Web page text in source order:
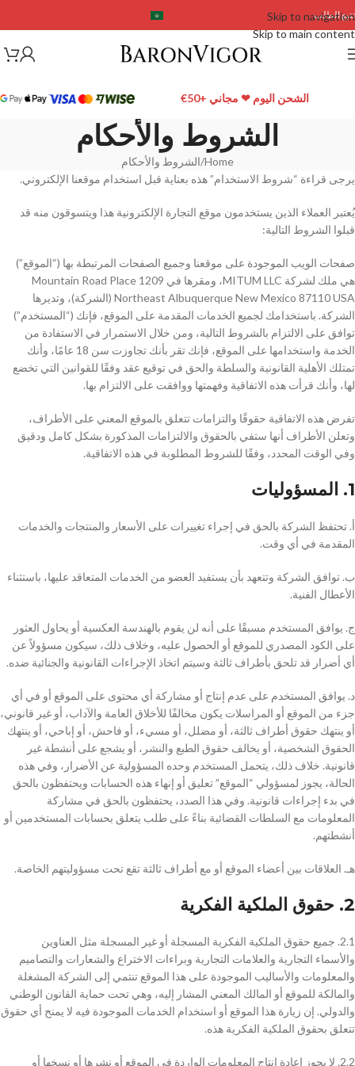
Skip to navigation
Skip to main content
تتبع الطلب
الشحن اليوم ❤ مجاني +50€
الشروط والأحكام
Home الشروط والأحكام
يرجى قراءة “شروط الاستخدام” هذه بعناية قبل استخدام موقعنا الإلكتروني.
يُعتبر العملاء الذين يستخدمون موقع التجارة الإلكترونية هذا ويتسوقون منه قد
قبلوا الشروط التالية:
صفحات الويب الموجودة على موقعنا وجميع الصفحات المرتبطة بها (“الموقع”)
هي ملك لشركة MITUM LLC، ومقرها في 1209 Mountain Road Place
Northeast Albuquerque New Mexico 87110 USA (الشركة)، وتديرها
الشركة. باستخدامك لجميع الخدمات المقدمة على الموقع، فإنك (“المستخدم”)
توافق على الالتزام بالشروط التالية، ومن خلال الاستمرار في الاستفادة من
الخدمة واستخدامها على الموقع، فإنك تقر بأنك تجاوزت سن 18 عامًا، وأنك
تمتلك الأهلية القانونية والسلطة والحق في توقيع عقد وفقًا للقوانين التي تخضع
لها، وأنك قرأت هذه الاتفاقية وفهمتها ووافقت على الالتزام بها.
تفرض هذه الاتفاقية حقوقًا والتزامات تتعلق بالموقع المعني على الأطراف،
وتعلن الأطراف أنها ستفي بالحقوق والالتزامات المذكورة بشكل كامل ودقيق
وفي الوقت المحدد، وفقًا للشروط المطلوبة في هذه الاتفاقية.
1. المسؤوليات
أ. تحتفظ الشركة بالحق في إجراء تغييرات على الأسعار والمنتجات والخدمات
المقدمة في أي وقت.
ب. توافق الشركة وتتعهد بأن يستفيد العضو من الخدمات المتعاقد عليها، باستثناء
الأعطال الفنية.
ج. يوافق المستخدم مسبقًا على أنه لن يقوم بالهندسة العكسية أو يحاول العثور
على الكود المصدري للموقع أو الحصول عليه، وخلاف ذلك، سيكون مسؤولاً عن
أي أضرار قد تلحق بأطراف ثالثة وسيتم اتخاذ الإجراءات القانونية والجنائية ضده.
د. يوافق المستخدم على عدم إنتاج أو مشاركة أي محتوى على الموقع أو في أي
جزء من الموقع أو المراسلات يكون مخالفًا للأخلاق العامة والآداب، أو غير قانوني،
أو ينتهك حقوق أطراف ثالثة، أو مضلل، أو مسيء، أو فاحش، أو إباحي، أو ينتهك
الحقوق الشخصية، أو يخالف حقوق الطبع والنشر، أو يشجع على أنشطة غير
قانونية. خلاف ذلك، يتحمل المستخدم وحده المسؤولية عن الأضرار، وفي هذه
الحالة، يجوز لمسؤولي “الموقع” تعليق أو إنهاء هذه الحسابات ويحتفظون بالحق
في بدء إجراءات قانونية. وفي هذا الصدد، يحتفظون بالحق في مشاركة
المعلومات مع السلطات القضائية بناءً على طلب يتعلق بحسابات المستخدمين أو
أنشطتهم.
هـ. العلاقات بين أعضاء الموقع أو مع أطراف ثالثة تقع تحت مسؤوليتهم الخاصة.
2. حقوق الملكية الفكرية
2.1. جميع حقوق الملكية الفكرية المسجلة أو غير المسجلة مثل العناوين
والأسماء التجارية والعلامات التجارية وبراءات الاختراع والشعارات والتصاميم
والمعلومات والأساليب الموجودة على هذا الموقع تنتمي إلى الشركة المشغلة
والمالكة للموقع أو المالك المعني المشار إليه، وهي تحت حماية القانون الوطني
والدولي. إن زيارة هذا الموقع أو استخدام الخدمات الموجودة فيه لا يمنح أي حقوق
تتعلق بحقوق الملكية الفكرية هذه.
2.2. لا يجوز إعادة إنتاج المعلومات الواردة في الموقع أو نشرها أو نسخها أو